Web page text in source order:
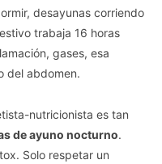
desayunas corriendo
trabaja 16 horas
gases, esa
del abdomen.
nutricionista es tan
de ayuno nocturno.
Solo respetar un